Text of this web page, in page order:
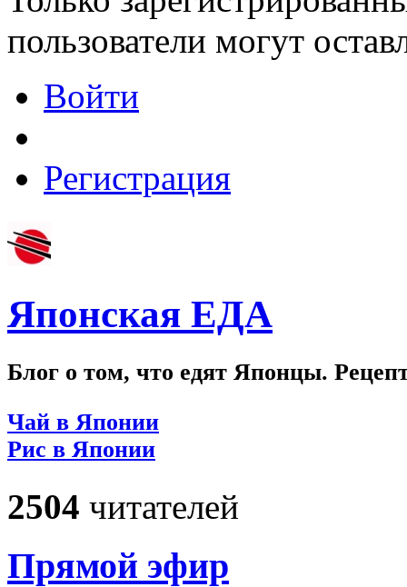
пользователи могут
Войти
Регистрация
Японская ЕДА
Блог о том, что едят Японцы.
Чай в Японии
Рис в Японии
2504 читателей
Прямой эфир